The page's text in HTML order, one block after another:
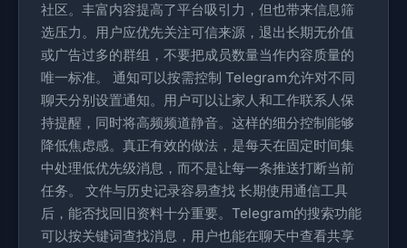
社区。丰富内容提高了平台吸引力，但也带来信息筛
选压力。用户应优先关注可信来源，退出长期无价值
或广告过多的群组，不要把成员数量当作内容质量的
唯一标准。 通知可以按需控制 Telegram允许对不同
聊天分别设置通知。用户可以让家人和工作联系人保
持提醒，同时将高频频道静音。这样的细分控制能够
降低焦虑感。真正有效的做法，是每天在固定时间集
中处理低优先级消息，而不是让每一条推送打断当前
任务。 文件与历史记录容易查找 长期使用通信工具
后，能否找回旧资料十分重要。Telegram的搜索功能
可以按关键词查找消息，用户也能在聊天中查看共享